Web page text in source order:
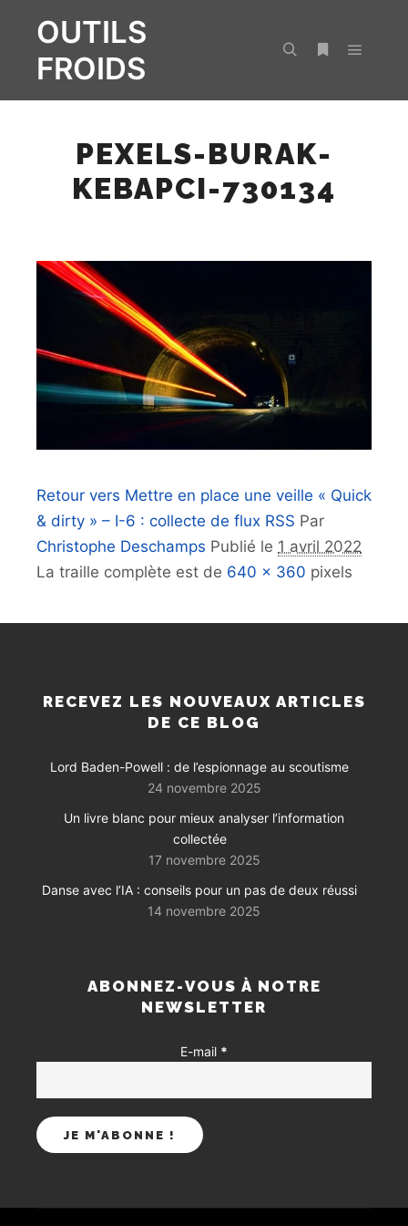
OUTILS
FROIDS
PEXELS-BURAK-
KEBAPCI-730134
Retour vers Mettre en place une veille « Quick
& dirty » – I-6 : collecte de flux RSS Par
Christophe Deschamps Publié le 1 avril 2022
La traille complète est de 640 × 360 pixels
RECEVEZ LES NOUVEAUX ARTICLES
DE CE BLOG
Lord Baden-Powell : de l’espionnage au scoutisme
24 novembre 2025
Un livre blanc pour mieux analyser l’information
collectée
17 novembre 2025
Danse avec l’IA : conseils pour un pas de deux réussi
14 novembre 2025
ABONNEZ-VOUS À NOTRE
NEWSLETTER
E-mail *